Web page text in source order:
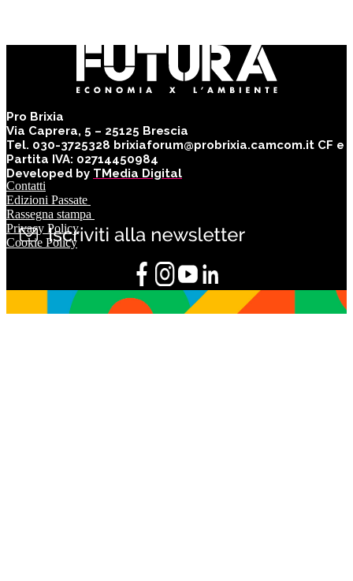
Pro Brixia
Via Caprera, 5 – 25125 Brescia
Tel. 030-3725328 brixiaforum@probrixia.camcom.it CF e
Partita IVA: 02714450984
Developed by TMedia Digital
Contatti
Edizioni Passate
Rassegna stampa
Privacy Policy
Cookie Policy